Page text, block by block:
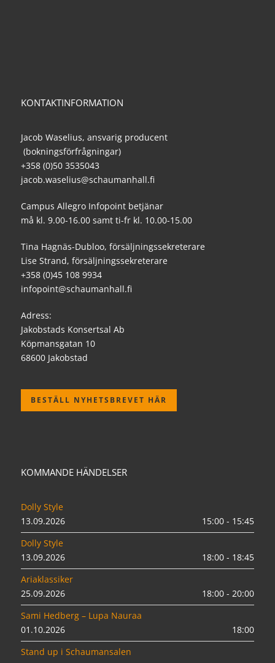
KONTAKTINFORMATION
Jacob Waselius, ansvarig producent
(bokningsförfrågningar)
+358 (0)50 3535043
jacob.waselius@schaumanhall.fi
Campus Allegro Infopoint betjänar
må kl. 9.00-16.00 samt ti-fr kl. 10.00-15.00
Tina Hagnäs-Dubloo, försäljningssekreterare
Lise Strand, försäljningssekreterare
+358 (0)45 108 9934
infopoint@schaumanhall.fi
Adress:
Jakobstads Konsertsal Ab
Köpmansgatan 10
68600 Jakobstad
BESTÄLL NYHETSBREVET HÄR
KOMMANDE HÄNDELSER
Dolly Style
13.09.2026
15:00 - 15:45
Dolly Style
13.09.2026
18:00 - 18:45
Ariaklassiker
25.09.2026
18:00 - 20:00
Sami Hedberg – Lupa Nauraa
01.10.2026
18:00
Stand up i Schaumansalen